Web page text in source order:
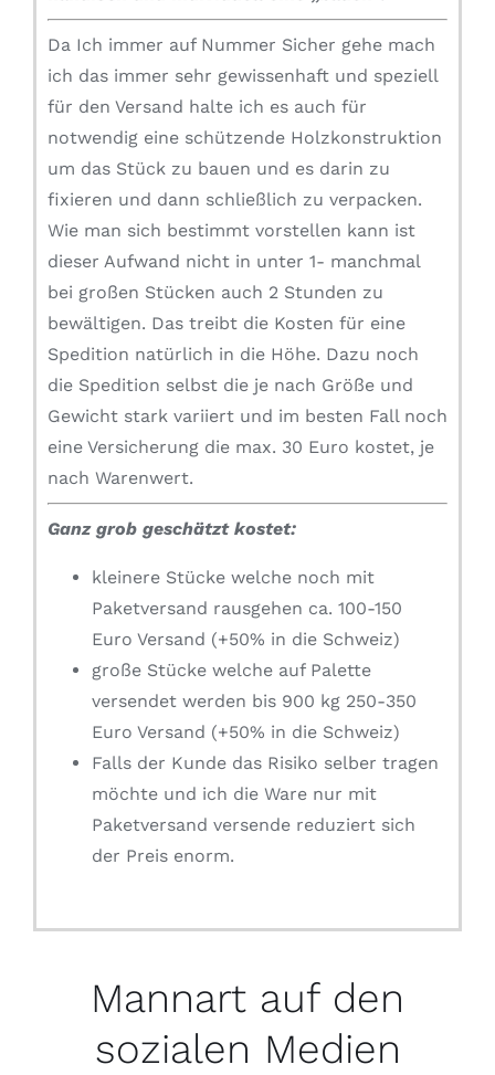
Da Ich immer auf Nummer Sicher gehe mach
ich das immer sehr gewissenhaft und speziell
für den Versand halte ich es auch für
notwendig eine schützende Holzkonstruktion
um das Stück zu bauen und es darin zu
fixieren und dann schließlich zu verpacken.
Wie man sich bestimmt vorstellen kann ist
dieser Aufwand nicht in unter 1- manchmal
bei großen Stücken auch 2 Stunden zu
bewältigen. Das treibt die Kosten für eine
Spedition natürlich in die Höhe. Dazu noch
die Spedition selbst die je nach Größe und
Gewicht stark variiert und im besten Fall noch
eine Versicherung die max. 30 Euro kostet, je
nach Warenwert.
Ganz grob geschätzt kostet:
kleinere Stücke welche noch mit
Paketversand rausgehen ca. 100-150
Euro Versand (+50% in die Schweiz)
große Stücke welche auf Palette
versendet werden bis 900 kg 250-350
Euro Versand (+50% in die Schweiz)
Falls der Kunde das Risiko selber tragen
möchte und ich die Ware nur mit
Paketversand versende reduziert sich
der Preis enorm.
Mannart auf den
sozialen Medien